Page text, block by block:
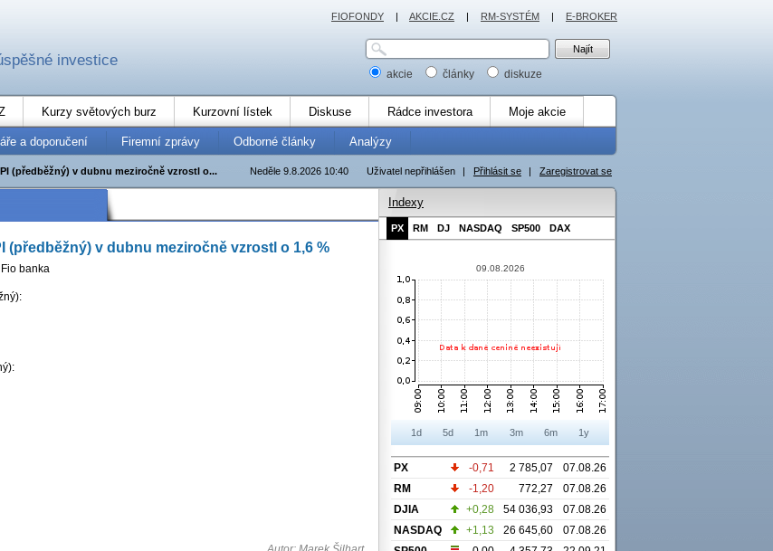
investice
akcie články diskuze
Kurzy světových burz Kurzovní lístek Diskuse Rádce investora Moje akcie
a doporučení Firemní zprávy Odborné články Analýzy
Uživatel nepřihlášen | Přihlásit se | Zaregistrovat se
Neděle 9.8.2026 10:40
(předběžný) v dubnu meziročně vzrostl o...
(předběžný) v dubnu meziročně vzrostl o 1,6 %
Fio banka
Indexy
PX RM DJ NASDAQ SP500 DAX
09.08.2026
1d 5d 1m 3m 6m 1y
PX -0,71 2 785,07
07.08.26
RM
-1,20 772,27
07.08.26
DJIA
+0,28 54 036,93
07.08.26
NASDAQ
+1,13 26 645,60
07.08.26
FIOFONDY | AKCIE.CZ | RM-SYSTÉM | E-BROKER